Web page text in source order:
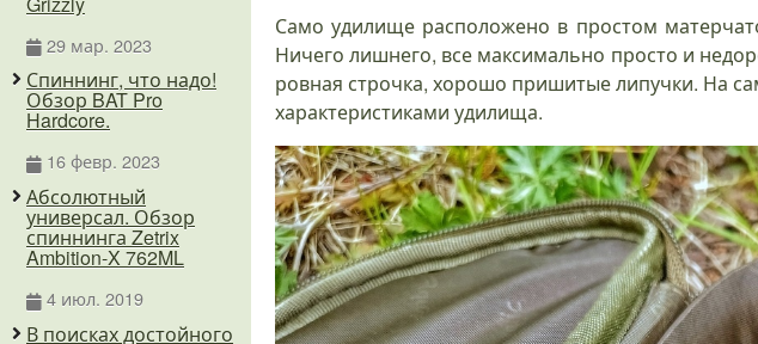
Само удилище расположено в простом
Ничего лишнего, все максимально просто и
ровная строчка, хорошо пришитые липучки. На
характеристиками удилища.
29 мар. 2023
Спиннинг, что надо!
Обзор BAT Pro
Hardcore.
16 февр. 2023
Абсолютный
универсал. Обзор
спиннинга Zetrix
Ambition-X 762ML
4 июл. 2019
В поисках достойного